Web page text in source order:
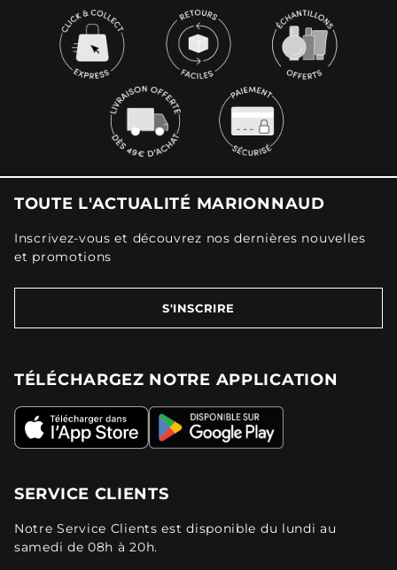
TOUTE L'ACTUALITÉ MARIONNAUD
Inscrivez-vous et découvrez nos dernières nouvelles
et promotions
S'INSCRIRE
TÉLÉCHARGEZ NOTRE APPLICATION
SERVICE CLIENTS
Notre Service Clients est disponible du lundi au
samedi de 08h à 20h.